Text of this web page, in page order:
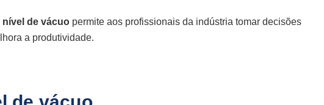
nível de vácuo permite aos profissionais da indústria tomar decisões
a produtividade.